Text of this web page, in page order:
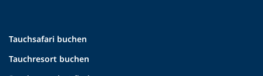
Tauchsafari buchen
Tauchresort buchen